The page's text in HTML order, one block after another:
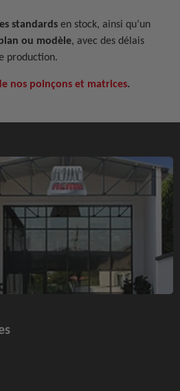
standards en stock, ainsi qu’un
ou modèle, avec des délais
production.
nos poinçons et matrices.